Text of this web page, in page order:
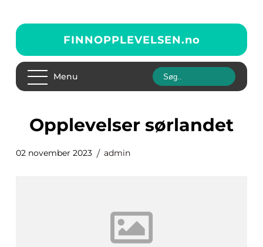
FINNOPPLEVELSEN.no
Menu
opplevelser sørlandet
02 november 2023 admin